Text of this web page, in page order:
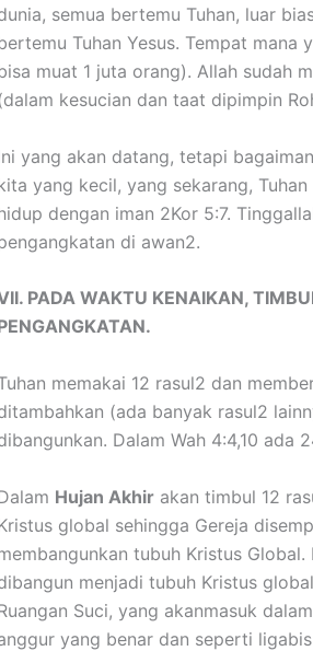
semua bertemu Tuhan, luar
Tuhan Yesus. Tempat mana
muat 1 juta orang). Allah sudah
kesucian dan taat dipimpin
yang akan datang, tetapi
yang kecil, yang sekarang,
dengan iman 2Kor 5:7.
di awan2.
PADA WAKTU KENAIKAN,
memakai 12 rasul2 dan
(ada banyak rasul2
Dalam Wah 4:4,10 ada
Hujan Akhir akan timbul 12
global sehingga Gereja
tubuh Kristus Global.
menjadi tubuh Kristus
Suci, yang akanmasuk
yang benar dan seperti